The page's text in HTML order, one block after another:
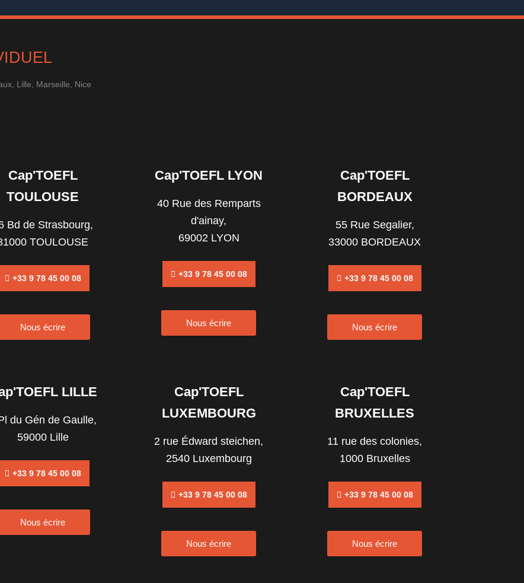
Lille, Marseille, Nice
Cap'TOEFL
TOULOUSE
Bd de Strasbourg,
TOULOUSE
+33 9 78 45 00 08
Nous écrire
Cap'TOEFL LYON
40 Rue des Remparts
d'ainay,
69002 LYON
+33 9 78 45 00 08
Nous écrire
Cap'TOEFL
BORDEAUX
55 Rue Segalier,
33000 BORDEAUX
+33 9 78 45 00 08
Nous écrire
LILLE
du Gén de Gaulle,
59000 Lille
+33 9 78 45 00 08
Nous écrire
Cap'TOEFL
LUXEMBOURG
2 rue Édward steichen,
2540 Luxembourg
+33 9 78 45 00 08
Nous écrire
Cap'TOEFL
BRUXELLES
11 rue des colonies,
1000 Bruxelles
+33 9 78 45 00 08
Nous écrire